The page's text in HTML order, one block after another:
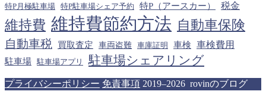
特P月極駐車場
特P駐車場シェア予約 特P（アースカー） 税金
維持費 維持費節約方法 自動車保険
自動車税 買取査定 車両盗難 車庫証明 車検 車検費用
駐車場 駐車場アプリ 駐車場シェアリング
プライバシーポリシー 免責事項 2019–2026 rovinのブログ